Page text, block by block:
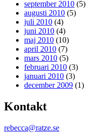
september 2010 (5)
augusti 2010 (5)
juli 2010 (4)
juni 2010 (4)
maj 2010 (10)
april 2010 (7)
mars 2010 (5)
februari 2010 (3)
januari 2010 (3)
december 2009 (1)
Kontakt
rebecca@ratze.se